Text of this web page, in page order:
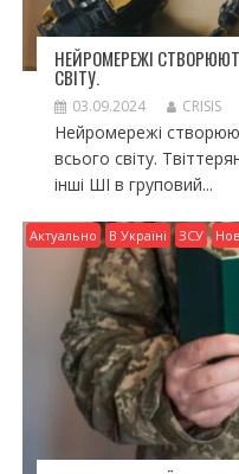
НЕЙРОМЕРЕЖІ
СВІТУ.
03.09.2024 CRISIS
Нейромережі
всього світу.
інші ШІ в груповий...
Актуально В Україні ЗСУ